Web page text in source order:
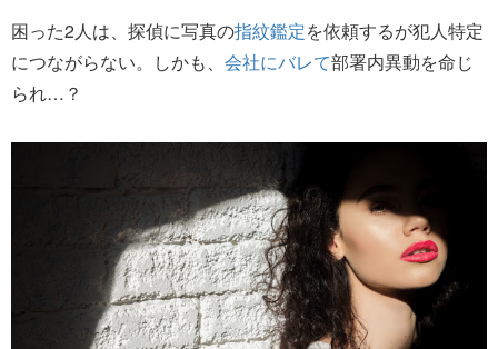
困った2人は、探偵に写真の指紋鑑定を依頼するが犯人特定
につながらない。しかも、 会社にバレて部署内異動を命じ
られ…？